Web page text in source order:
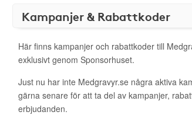
Kampanjer & Rabattkoder
Här finns kampanjer och rabattkoder till
exklusivt genom Sponsorhuset.
Just nu har inte Medgravyr.se några aktiva
gärna senare för att ta del av kampanjer,
erbjudanden.